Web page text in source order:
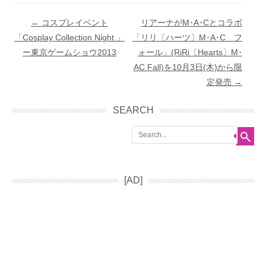
Post navigation
← コスプレイベント
「Cosplay Collection Night 」
ー東京ゲームショウ2013
リアーナがM･A･Cとコラボ
「リリ〔ハーツ〕M･A･C フ
ォール」(RiRi〔Hearts〕M･
AC Fall)を10月3日(木)から限
定発売 →
SEARCH
Search
[AD]